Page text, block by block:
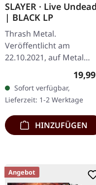
SLAYER · Live Undead
| BLACK LP
Thrash Metal.
Veröffentlicht am
22.10.2021, auf Metal
Blade Records.
Vinyl mit Insert und
Poster. "Live Undead" ist
eine viszerale Reise…
Sofort verfügbar,
Lieferzeit: 1-2 Werktage
HINZUFÜGEN
Angebot